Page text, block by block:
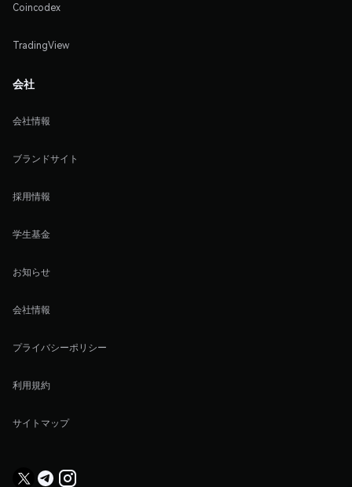
Coincodex
TradingView
会社
会社情報
ブランドサイト
採用情報
学生基金
お知らせ
会社情報
プライバシーポリシー
利用規約
サイトマップ